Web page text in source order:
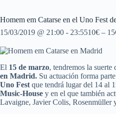
Homem em Catarse en el Uno Fest
15/03/2019 @ 21:00 - 23:5510€ –
El 15 de marzo, tendremos la suerte
en Madrid. Su actuación forma
Uno Fest que tendrá lugar del 14 al
Music-House y en el que también
Lavaigne, Javier Colis, Rosenmüller